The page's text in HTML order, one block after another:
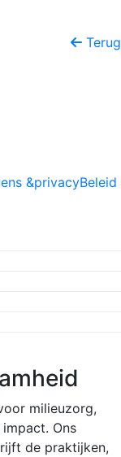
Terug
&privacyBeleid
milieuzorg,
Ons
de praktijken,